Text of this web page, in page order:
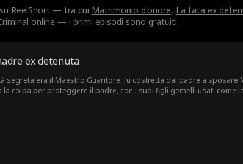
ReelShort — tra cui Matrimonio d'onore, La tata ex
online — i primi episodi sono gratuiti.
ex detenuta
segreta era il Maestro Guaritore, fu costretta dal padre a
la colpa per proteggere il padre, con i suoi figli gemelli usati come